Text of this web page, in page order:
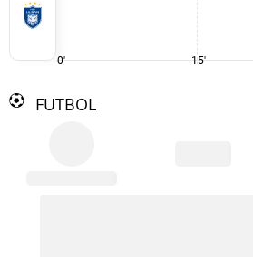
0' 15'
FUTBOL